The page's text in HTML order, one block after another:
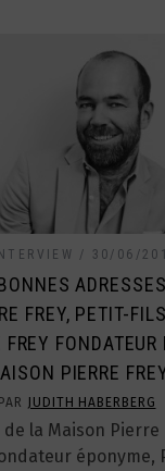
30/06/
FREY, PETIT-
FREY FONDATEUR
PIERRE
PAR JUDITH HABERBERG
la Maison Pierre
éponyme,